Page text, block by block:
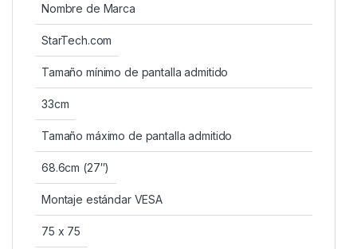
Nombre de Marca
StarTech.com
Tamaño mínimo de pantalla admitido
33cm
Tamaño máximo de pantalla admitido
68.6cm (27″)
Montaje estándar VESA
75 x 75